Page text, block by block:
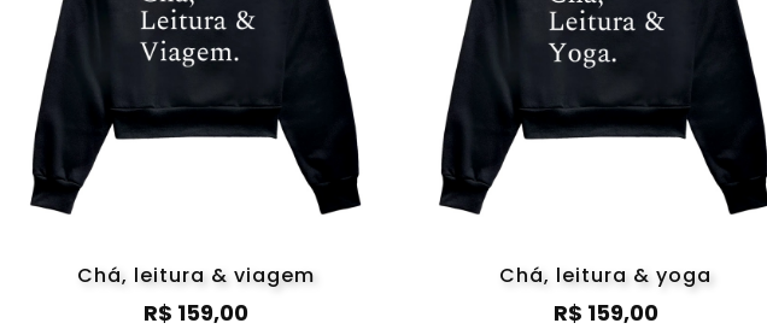
Chá, leitura & viagem
R$ 159,00
Chá, leitura & yoga
R$ 159,00